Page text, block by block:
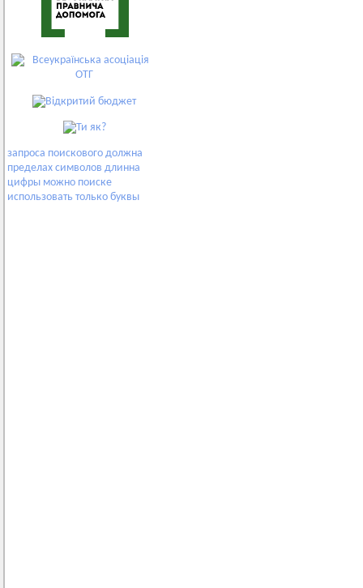
запроса поискового должна
пределах символов длинна
цифры можно поиске
использовать только буквы